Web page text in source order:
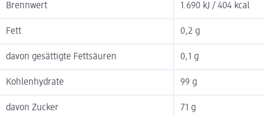
Brennwert 1.690 kJ / 404 kcal
Fett 0,2 g
davon gesättigte Fettsäuren 0,1 g
Kohlenhydrate 99 g
davon Zucker 71 g